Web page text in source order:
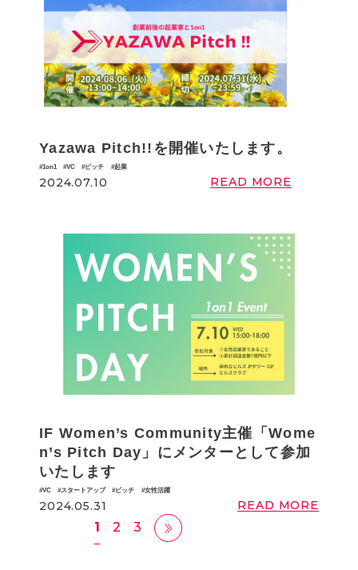
Yazawa Pitch!!を開催いたします。
1on1 VC ピッチ 起業
2024.07.10 READ MORE
IF Women’s Community主催「Wome
n’s Pitch Day」にメンターとして参加
いたします
VC スタートアップ ピッチ 女性活躍
2024.05.31 READ MORE
1 2 3 ›